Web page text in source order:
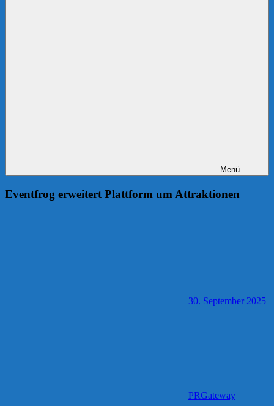
Menü
Eventfrog erweitert Plattform um Attraktionen
30. September 2025
PRGateway